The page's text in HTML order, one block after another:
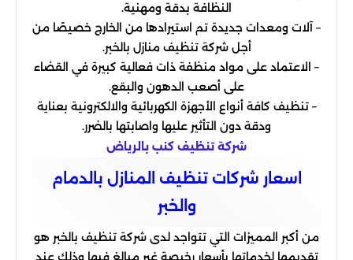
النظافة بدقة ومهنية.
– آلات ومعدات جديدة تم استيرادها من الخارج خصيصًا من
أجل شركة تنظيف منازل بالخبر.
– الاعتماد على مواد منظفة ذات فعالية كبيرة في القضاء
على أصعب الدهون والبقع.
– تنظيف كافة أنواع الأجهزة الكهربائية والالكترونية بعناية
ودقة دون التأثير عليها واصابتها بالضرر.
شركة تنظيف كنب بالرياض
اسعار شركات تنظيف المنازل بالدمام
والخبر
من أكبر المميزات التي تتواجد لدى شركة تنظيف بالخبر هو
تقديمها لخدماتها بأسعار رخيصة غير مبالغ فيها وذلك عند